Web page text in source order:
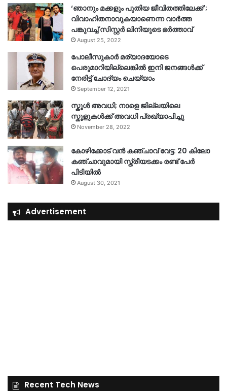
‘ഞാനും മക്കളും പുതിയ ജീവിതത്തിലേക്ക്’;
വിവാഹിതനാവുകയാണെന്ന വാർത്ത
പങ്കുവച്ച് സിസ്റ്റർ ലിനിയുടെ ഭർത്താവ്
August 25, 2022
പോലീസുകാര്‍ മര്യാദയോടെ
പെരുമാറിയില്ലെങ്കില്‍ ഇനി ജനങ്ങള്‍ക്ക്
നേരിട്ട് ചോദ്യം ചെയ്യാം
September 12, 2021
സ്കൂൾ അവധി; നാളെ ജില്ലയിലെ
സ്കൂളുകൾക്ക് അവധി പ്രഖ്യാപിച്ചു
November 28, 2022
കോഴിക്കോട് വൻ കഞ്ചാവ് വേട്ട: 20 കിലോ
കഞ്ചാവുമായി സ്ത്രീയടക്കം രണ്ട് പേർ
പിടിയിൽ
August 30, 2021
Advertisement
Recent Tech News